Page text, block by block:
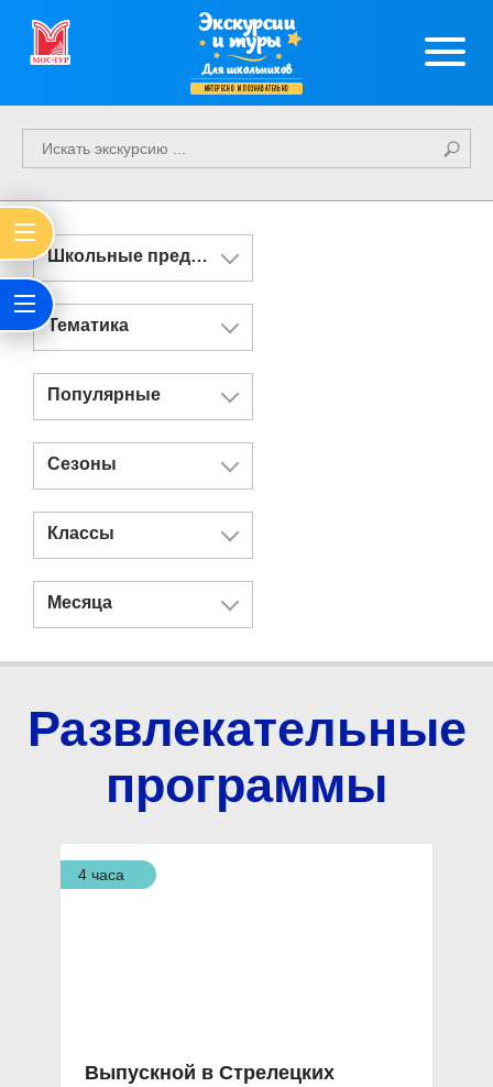
Экскурсии
и туры
Для школьников
интересно и познавательно
Школьные предметы
Тематика
Популярные
Сезоны
Классы
Месяца
Развлекательные
программы
4 часа
Выпускной в Стрелецких